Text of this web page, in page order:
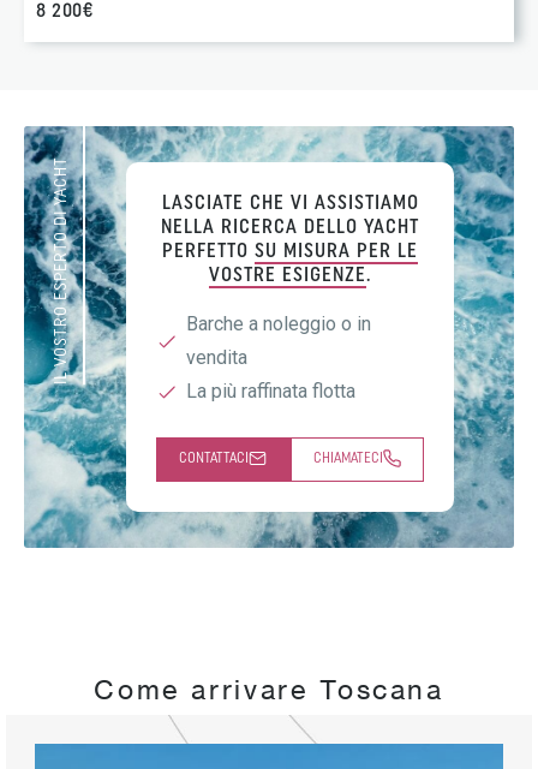
8 200€
IL VOSTRO ESPERTO DI YACHT
LASCIATE CHE VI ASSISTIAMO
NELLA RICERCA DELLO YACHT
PERFETTO SU MISURA PER LE
VOSTRE ESIGENZE.
Barche a noleggio o in
vendita
La più raffinata flotta
CONTATTACI CHIAMATECI
Come arrivare Toscana